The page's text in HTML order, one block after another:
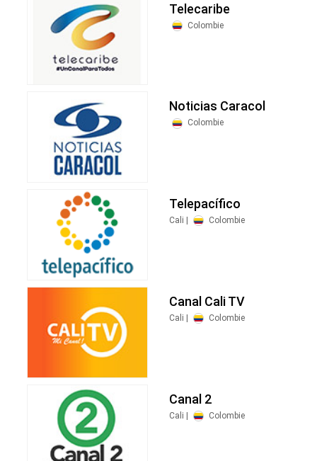
Telecaribe
Colombie
Noticias Caracol
Colombie
Telepacífico
Cali | Colombie
Canal Cali TV
Cali | Colombie
Canal 2
Cali | Colombie